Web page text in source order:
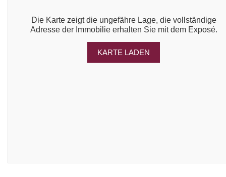
Die Karte zeigt die ungefähre Lage, die vollständige
Adresse der Immobilie erhalten Sie mit dem Exposé.
KARTE LADEN